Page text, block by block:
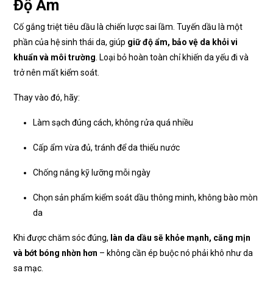
Độ Ẩm
Cố gắng triệt tiêu dầu là chiến lược sai lầm. Tuyến dầu là một
phần của hệ sinh thái da, giúp giữ độ ẩm, bảo vệ da khỏi vi
khuẩn và môi trường. Loại bỏ hoàn toàn chỉ khiến da yếu đi và
trở nên mất kiểm soát.
Thay vào đó, hãy:
Làm sạch đúng cách, không rửa quá nhiều
Cấp ẩm vừa đủ, tránh để da thiếu nước
Chống nắng kỹ lưỡng mỗi ngày
Chọn sản phẩm kiểm soát dầu thông minh, không bào mòn
da
Khi được chăm sóc đúng, làn da dầu sẽ khỏe mạnh, căng mịn
và bớt bóng nhờn hơn – không cần ép buộc nó phải khô như da
sa mạc.